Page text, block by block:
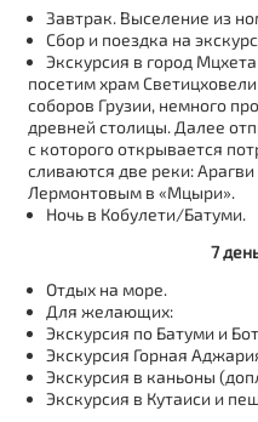
Завтрак. Выселение из
Сбор и поездка на
Экскурсия в город
посетим храм
соборов Грузии, немного
древней столицы. Далее
с которого открывается
сливаются две реки:
Лермонтовым в «Мцыри».
Ночь в Кобулети/Батуми.
7
Отдых на море.
Для желающих:
Экскурсия по Батуми и
Экскурсия Горная
Экскурсия в каньоны
Экскурсия в Кутаиси и